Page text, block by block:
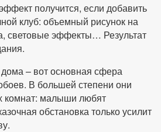
получится, если добавить
клуб: объемный рисунок на
световые эффекты… Результат
– вот основная сфера
В большей степени они
комнат: малыши любят
обстановка только усилит